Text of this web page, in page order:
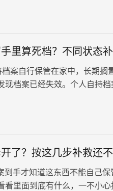
里算死档？不同状态补
案自行保管在家中，长期搁
现档案已经失效。个人自持
了？按这几步补救还不
手才知道这东西不能自己
看里面到底有什么，一不小